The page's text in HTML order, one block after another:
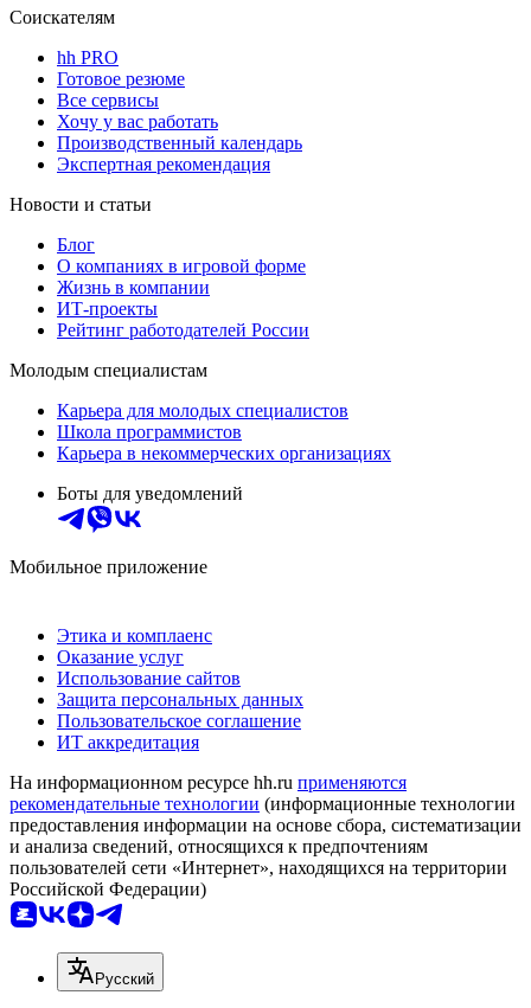
Соискателям
hh PRO
Готовое резюме
Все сервисы
Хочу у вас работать
Производственный календарь
Экспертная рекомендация
Новости и статьи
Блог
О компаниях в игровой форме
Жизнь в компании
ИТ-проекты
Рейтинг работодателей России
Молодым специалистам
Карьера для молодых специалистов
Школа программистов
Карьера в некоммерческих организациях
Боты для уведомлений
Мобильное приложение
Этика и комплаенс
Оказание услуг
Использование сайтов
Защита персональных данных
Пользовательское соглашение
ИТ аккредитация
На информационном ресурсе hh.ru применяются
рекомендательные технологии (информационные технологии
предоставления информации на основе сбора, систематизации
и анализа сведений, относящихся к предпочтениям
пользователей сети «Интернет», находящихся на территории
Российской Федерации)
Русский